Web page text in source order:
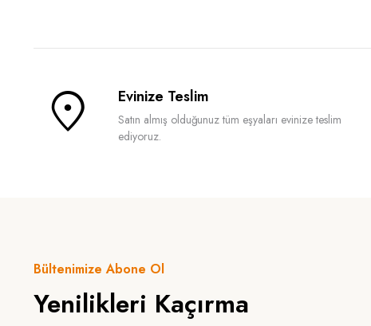
Evinize Teslim
Satın almış olduğunuz tüm eşyaları evinize teslim
ediyoruz.
Bültenimize Abone Ol
Yenilikleri Kaçırma